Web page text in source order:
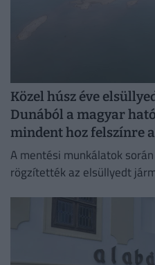
Közel húsz éve
Dunából a magyar
mindent hoz felszínre
A mentési munkálatok
rögzítették az elsüllyedt